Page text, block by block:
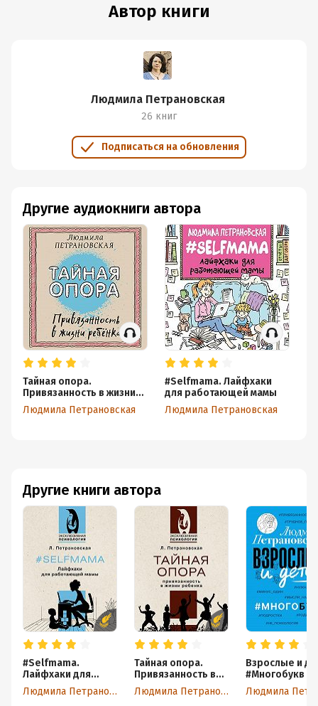
Автор книги
Людмила Петрановская
26 книг
Подписаться на обновления
Другие книги автора
#Selfmama.
Лайфхаки для
работающей мамыЛюдмила Петрановская
Тайная опора.
Привязанность в
жизни ребенка
Людмила Петрановская
Взрослые и
#Многобукв
Другие аудиокниги автора
Тайная опора.
Привязанность в жизни
ребенка
Людмила Петрановская
#Selfmama. Лайфхаки
для работающей мамы
Людмила Петрановская